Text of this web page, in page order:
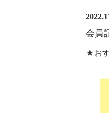
会員
★お